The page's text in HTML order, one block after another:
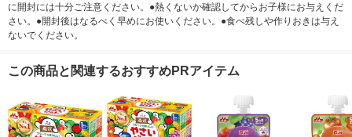
に開封には十分ご注意ください。●熱くないか確認してからお子様にお与えくだ
さい。●開封後はなるべく早めにお使いください。●食べ残しや作りおきは与え
ないでください。
この商品と関連するおすすめPRアイテム